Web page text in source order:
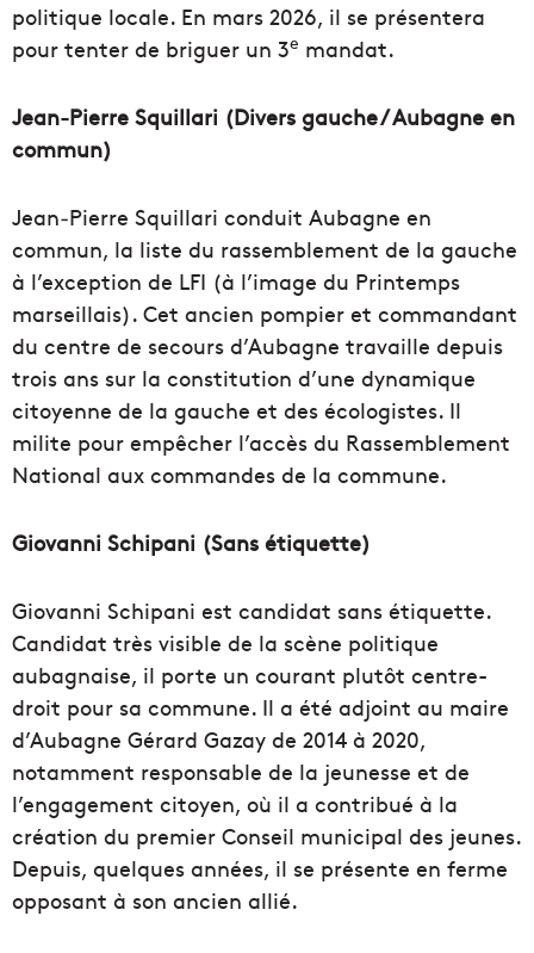
politique locale. En mars 2026, il se présentera
pour tenter de briguer un 3e mandat.
Jean‑Pierre Squillari (Divers gauche / Aubagne en
commun)
Jean‑Pierre Squillari conduit Aubagne en
commun, la liste du rassemblement de la gauche
à l’exception de LFI (à l’image du Printemps
marseillais). Cet ancien pompier et commandant
du centre de secours d’Aubagne travaille depuis
trois ans sur la constitution d’une dynamique
citoyenne de la gauche et des écologistes. Il
milite pour empêcher l’accès du Rassemblement
National aux commandes de la commune.
Giovanni Schipani (Sans étiquette)
Giovanni Schipani est candidat sans étiquette.
Candidat très visible de la scène politique
aubagnaise, il porte un courant plutôt centre-
droit pour sa commune. Il a été adjoint au maire
d’Aubagne Gérard Gazay de 2014 à 2020,
notamment responsable de la jeunesse et de
l’engagement citoyen, où il a contribué à la
création du premier Conseil municipal des jeunes.
Depuis, quelques années, il se présente en ferme
opposant à son ancien allié.